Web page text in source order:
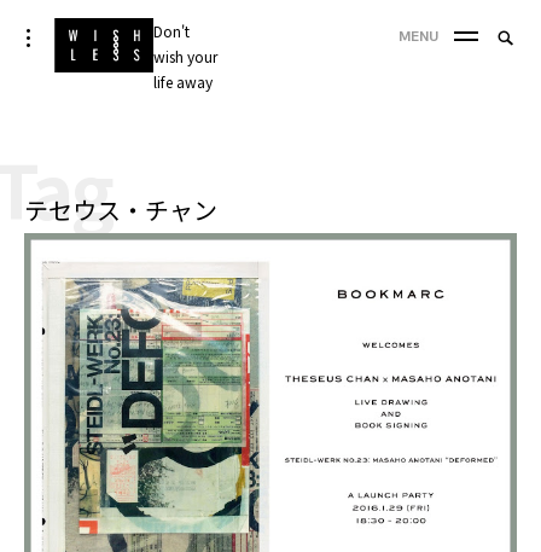
Skip
to
Don't
wish your
life away
toggle
open/close
sidebar
MENU
テセウス・チャン